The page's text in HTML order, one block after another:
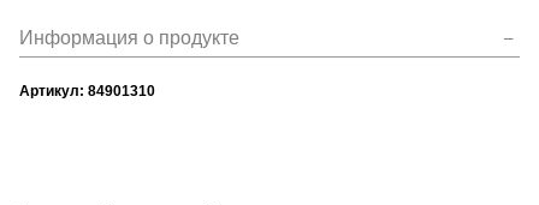
Информация о продукте
Артикул: 84901310